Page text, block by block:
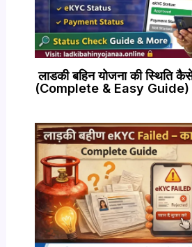
लाडकी बहिन योजना की स्थिति
(Complete & Easy Guide)